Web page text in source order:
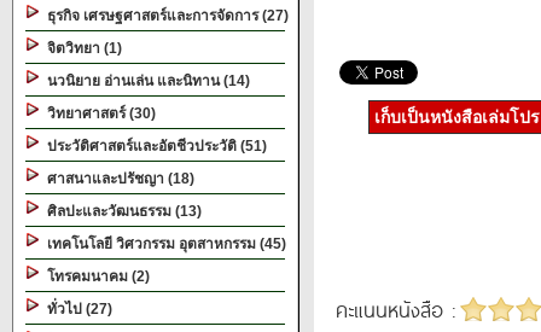
ธุรกิจ เศรษฐศาสตร์และการจัดการ (27)
จิตวิทยา (1)
นวนิยาย อ่านเล่น และนิทาน (14)
วิทยาศาสตร์ (30)
ประวัติศาสตร์และอัตชีวประวัติ (51)
ศาสนาและปรัชญา (18)
ศิลปะและวัฒนธรรม (13)
เทคโนโลยี วิศวกรรม อุตสาหกรรม (45)
โทรคมนาคม (2)
ทั่วไป (27)
เก็บเป็นหนังสือเล่มโป
คะแนนหนังสือ :